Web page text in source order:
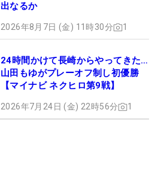
出なるか
2026年8月7日 (金) 11時30分 1
24時間かけて長崎からやってきた…
山田もゆがプレーオフ制し初優勝
【マイナビ ネクヒロ第9戦】
2026年7月24日 (金) 22時56分 1